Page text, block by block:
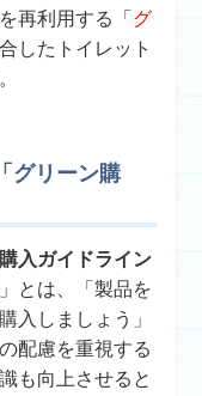
再利用する「 グ
したトイレット
グリーン購
入ガイドライン
とは、「製品を
入しましょう」
配慮を重視する
も向上させると